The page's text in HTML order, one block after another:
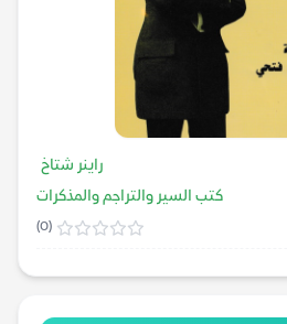
راينر شتاخ
كتب السير والتراجم والمذكرات
(0)